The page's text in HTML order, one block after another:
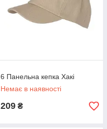
6 Панельна кепка Хакі
Немає в наявності
209 ₴